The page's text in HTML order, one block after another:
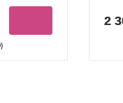
2